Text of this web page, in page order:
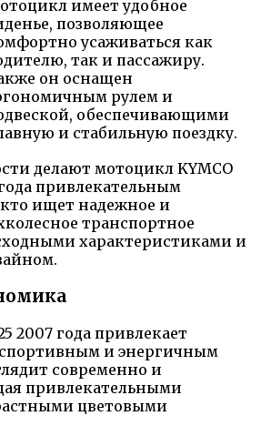
имеет удобное
позволяющее
усаживаться как
так и пассажиру.
он оснащен
рулем и
обеспечивающими
и стабильную поездку.
делают мотоцикл KYMCO
привлекательным
ищет надежное и
транспортное
характеристиками и
2007 года привлекает
и энергичным
современно и
привлекательными
цветовыми